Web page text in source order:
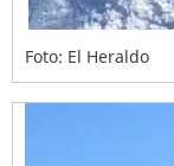
Foto: El Heraldo